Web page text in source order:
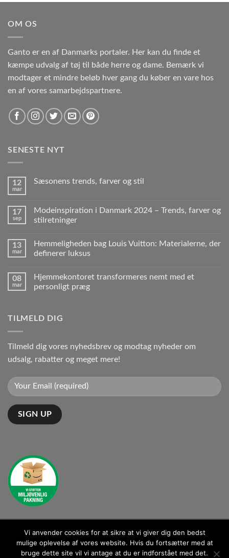
OM OS
Ganto er en af Danmarks portaler. Her kan du finde et
kæmpe udvalg af tøj til både herre og dame. Bemærk vi
modtager et mindre beløb hver gang du køber en vare hos
en af vores samarbejdspartnere.
SENESTE NYT
12
mar
Sæsonens trends, farver og stil
17
sep
Modeinspiration i Danmark 2024 – Trends, farver og
stilretninger
13
mar
Hemmeligheden bag Louis Vuitton: Materialerne, der
definerer luksus
08
mar
Hjemmekontoret transformeres nemt med et
personligt præg
TILMELD DIG
Tilmeld dig vores nyhedsbrev og modtag nyheder om
udsalg, rabatter og meget mere!
Kontakt: kontakt@ganto.dk
Vi anvender cookies for at sikre at vi giver dig den bedst
mulige oplevelse af vores website. Hvis du fortsætter med at
bruge dette site vil vi antage at du er indforstået med det.